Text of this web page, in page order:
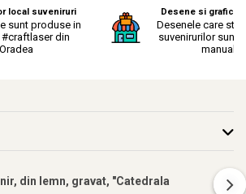
local suveniruri
sunt produse in
din
Oradea
Desene si grafica
Desenele care
suvenirurilor sunt
manual.
din lemn, gravat, "Catedrala